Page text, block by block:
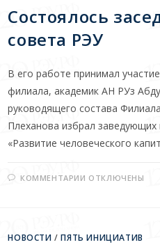
Состоялось
совета РЭУ
В его работе принимал
филиала, академик АН РУз
руководящего состава
Плеханова избрал
«Развитие человеческого
КОММЕНТАРИИ ОТКЛЮЧЕНЫ
НОВОСТИ /ПЯТЬ ИНИЦИАТИВ